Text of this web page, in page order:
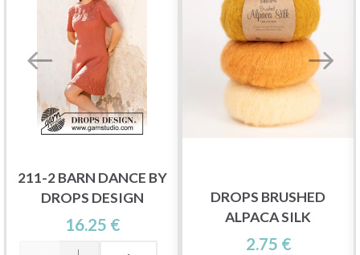
211-2 BARN DANCE BY
DROPS DESIGN
16.25 €
DROPS BRUSHED
ALPACA SILK
2.75 €